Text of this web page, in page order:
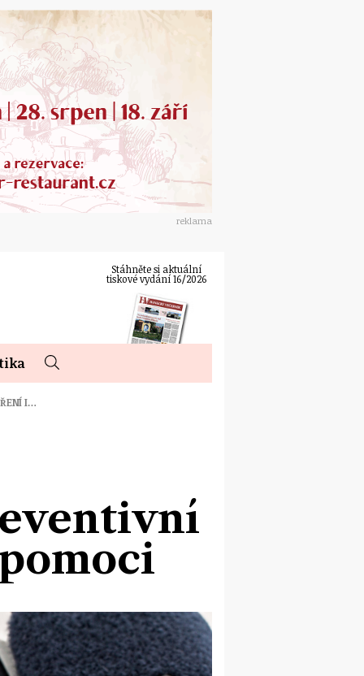
reklama
Stáhněte si aktuální
tiskové vydání 16/2026
I…